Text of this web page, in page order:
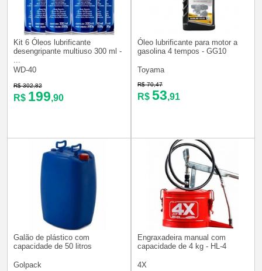
Kit 6 Óleos lubrificante
desengripante multiuso 300 ml -
WD-40
R$ 302,82
R$ 199,90
Óleo lubrificante para motor a
gasolina 4 tempos - GG10
Toyama
R$ 70,47
R$ 53,91
Galão de plástico com
capacidade de 50 litros
Golpack
Engraxadeira manual com
capacidade de 4 kg - HL-4
4X